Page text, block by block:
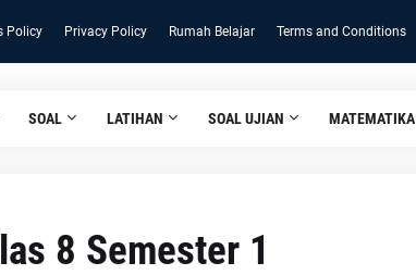
Policy Privacy Policy Rumah Belajar Terms and Conditions
SOAL LATIHAN SOAL UJIAN MATEMATIKA
8 Semester 1